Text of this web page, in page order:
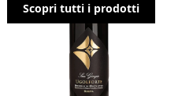
Scopri tutti i prodotti